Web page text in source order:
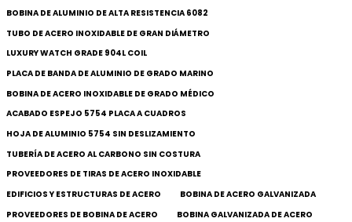
BOBINA DE ALUMINIO DE ALTA RESISTENCIA 6082
TUBO DE ACERO INOXIDABLE DE GRAN DIÁMETRO
LUXURY WATCH GRADE 904L COIL
PLACA DE BANDA DE ALUMINIO DE GRADO MARINO
BOBINA DE ACERO INOXIDABLE DE GRADO MÉDICO
ACABADO ESPEJO 5754 PLACA A CUADROS
HOJA DE ALUMINIO 5754 SIN DESLIZAMIENTO
TUBERÍA DE ACERO AL CARBONO SIN COSTURA
PROVEEDORES DE TIRAS DE ACERO INOXIDABLE
EDIFICIOS Y ESTRUCTURAS DE ACERO
BOBINA DE ACERO GALVANIZADA
PROVEEDORES DE BOBINA DE ACERO
BOBINA GALVANIZADA DE ACERO